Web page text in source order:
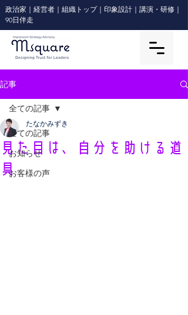
政治家｜経営者｜組織トップ｜印象設計｜講演・研修｜
90日伴走
記事
全ての記事
お知らせ
お客様の声
全ての記事
見た目は、自分を助ける道
具
たなかみずき